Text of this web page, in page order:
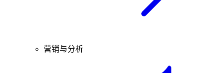
营销与分析